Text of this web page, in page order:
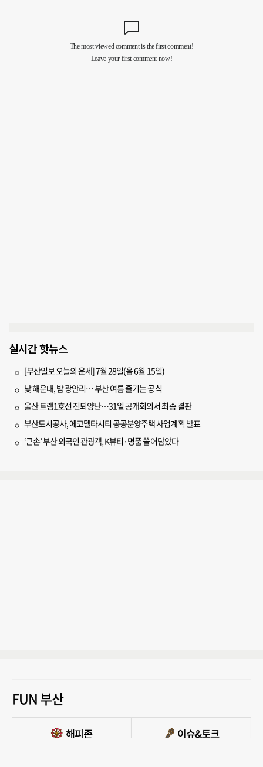
실시간 핫뉴스
[부산일보 오늘의 운세] 7월 28일(음 6월 15일)
낮 해운대, 밤 광안리… 부산 여름 즐기는 공식
울산 트램1호선 진퇴양난…31일 공개회의서 최종 결판
부산도시공사, 에코델타시티 공공분양주택 사업계획 발표
‘큰손’ 부산 외국인 관광객, K뷰티·명품 쓸어담았다
FUN 부산